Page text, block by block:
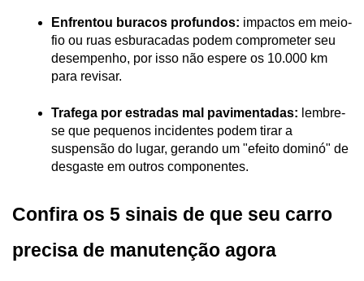
Enfrentou buracos profundos: impactos em meio-
fio ou ruas esburacadas podem comprometer seu
desempenho, por isso não espere os 10.000 km
para revisar.
Trafega por estradas mal pavimentadas: lembre-
se que pequenos incidentes podem tirar a
suspensão do lugar, gerando um "efeito dominó" de
desgaste em outros componentes.
Confira os 5 sinais de que seu carro
precisa de manutenção agora